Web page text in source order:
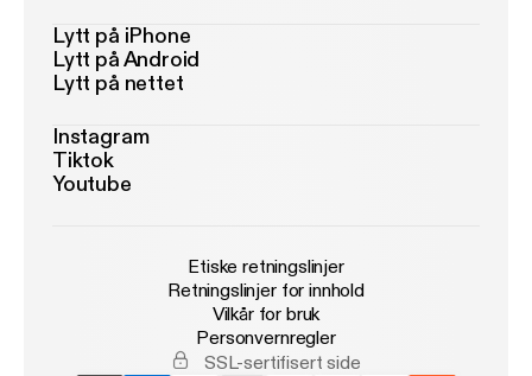
Lytt på iPhone
Lytt på Android
Lytt på nettet
Instagram
Tiktok
Youtube
Etiske retningslinjer
Retningslinjer for innhold
Vilkår for bruk
Personvernregler
SSL-sertifisert side